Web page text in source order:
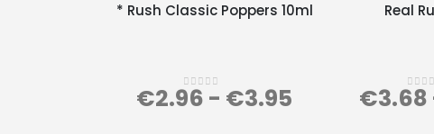
* Rush Classic Poppers 10ml
0 out of 5
€2.96 - €3.95
Real
0
€3.68